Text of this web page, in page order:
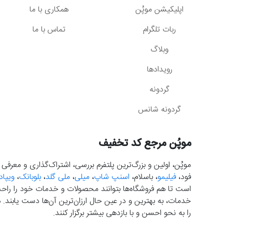
اپلیکیشن موپُن
ربات تلگرام
وبلاگ
رویدادها
گردونه
گردونه شانس
همکاری با ما
تماس با ما
موپُن مرجع کد تخفیف
موپُن، اولین و بزرگ‌ترین پلتفرم بررسی، اشتراک‌گذاری و
فود، فیلیمو، باسلام، اسنپ شاپ، میلی، ملی گلد، بلوبانک، ویپاد
است تا هم فروشگاه‌ها بتوانند محصولات و خدمات خود را
خدمات، به بهترین و در عین حال ارزان‌ترین آن‌ها دست‌ یابند.
را به نحو احسن و با بازدهی بیشتر برگزار کنند.